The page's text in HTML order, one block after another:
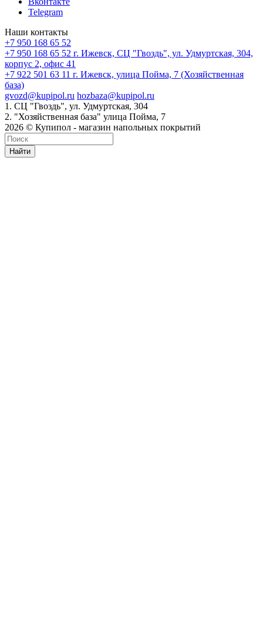
Telegram
Наши контакты
+7 950 168 65 52
+7 950 168 65 52 г. Ижевск, СЦ "Гвоздь", ул. Удмуртская, 304,
корпус 2, офис 41
+7 922 501 63 11 г. Ижевск, улица Пойма, 7 (Хозяйственная
база)
gvozd@kupipol.ru hozbaza@kupipol.ru
1. СЦ "Гвоздь", ул. Удмуртская, 304
2. "Хозяйственная база" улица Пойма, 7
2026 © Купипол - магазин напольных покрытий
Найти